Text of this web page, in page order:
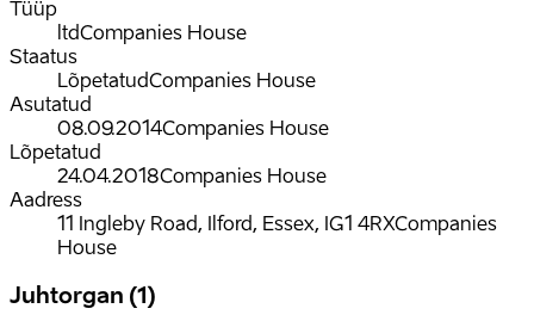
Tüüp
ltdCompanies House
Staatus
LõpetatudCompanies House
Asutatud
08.09.2014Companies House
Lõpetatud
24.04.2018Companies House
Aadress
11 Ingleby Road, Ilford, Essex, IG1 4RXCompanies
House
Juhtorgan (1)